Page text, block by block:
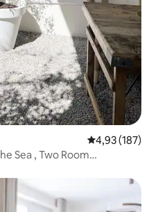
Prosječna
4,93 (187)
Sea , Two Room